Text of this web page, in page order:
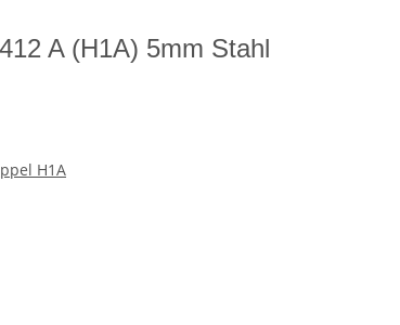
A (H1A) 5mm Stahl
H1A